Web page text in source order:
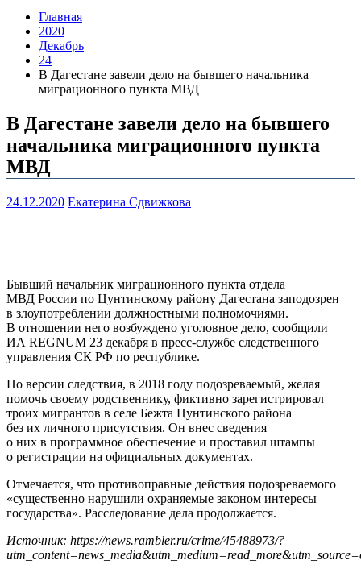
Главная
2020
Декабрь
24
В Дагестане завели дело на бывшего начальника
миграционного пункта МВД
В Дагестане завели дело на бывшего
начальника миграционного пункта
МВД
24.12.2020 Екатерина Сдвижкова
Бывший начальник миграционного пункта отдела
МВД России по Цунтинскому району Дагестана заподозрен
в злоупотреблении должностными полномочиями.
В отношении него возбуждено уголовное дело, сообщили
ИА REGNUM 23 декабря в пресс-службе следственного
управления СК РФ по республике.
По версии следствия, в 2018 году подозреваемый, желая
помочь своему родственнику, фиктивно зарегистрировал
троих мигрантов в селе Бежта Цунтинского района
без их личного присутствия. Он внес сведения
о них в программное обеспечение и проставил штампы
о регистрации на официальных документах.
Отмечается, что противоправные действия подозреваемого
«существенно нарушили охраняемые законом интересы
государства». Расследование дела продолжается.
Источник: https://news.rambler.ru/crime/45488973/?